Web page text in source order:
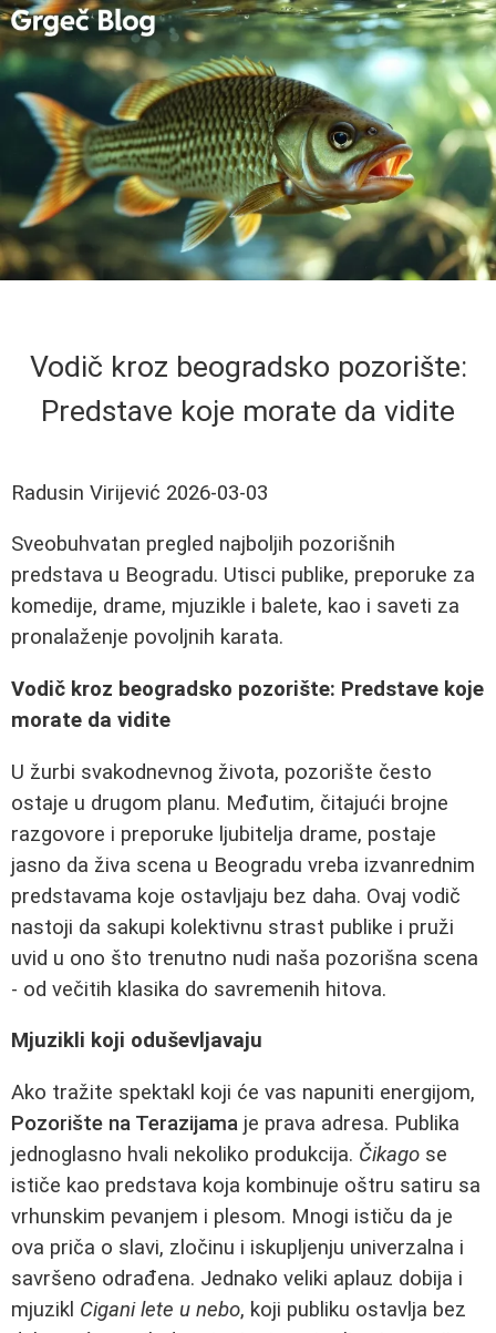
Vodič kroz beogradsko pozorište:
Predstave koje morate da vidite
Radusin Virijević 2026-03-03
Sveobuhvatan pregled najboljih pozorišnih
predstava u Beogradu. Utisci publike, preporuke za
komedije, drame, mjuzikle i balete, kao i saveti za
pronalaženje povoljnih karata.
Vodič kroz beogradsko pozorište: Predstave koje
morate da vidite
U žurbi svakodnevnog života, pozorište često
ostaje u drugom planu. Međutim, čitajući brojne
razgovore i preporuke ljubitelja drame, postaje
jasno da živa scena u Beogradu vreba izvanrednim
predstavama koje ostavljaju bez daha. Ovaj vodič
nastoji da sakupi kolektivnu strast publike i pruži
uvid u ono što trenutno nudi naša pozorišna scena
- od večitih klasika do savremenih hitova.
Mjuzikli koji oduševljavaju
Ako tražite spektakl koji će vas napuniti energijom,
Pozorište na Terazijama je prava adresa. Publika
jednoglasno hvali nekoliko produkcija. Čikago se
ističe kao predstava koja kombinuje oštru satiru sa
vrhunskim pevanjem i plesom. Mnogi ističu da je
ova priča o slavi, zločinu i iskupljenju univerzalna i
savršeno odrađena. Jednako veliki aplauz dobija i
mjuzikl Cigani lete u nebo, koji publiku ostavlja bez